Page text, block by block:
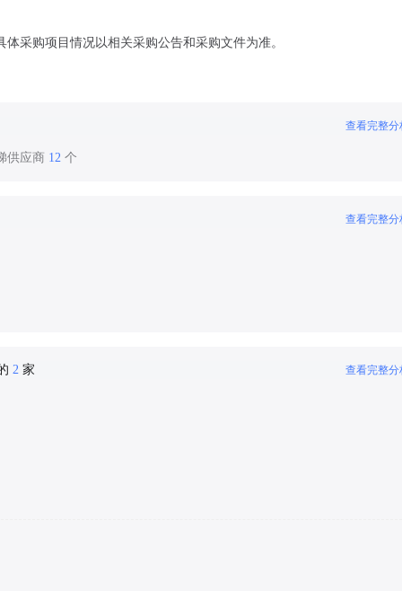
采购项目情况以相关采购公告和采购文件为准。
查看完整分
供应商 12 个
查看完整分
2 家 查看完整分